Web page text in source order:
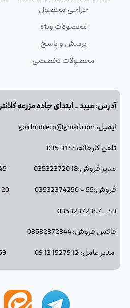
حراجی محصول
محصولات ویژه
پرسش و پاسخ
محصولات تخصصی
آدرس: میبد _ ابتدای جاده مزرعه
ایمیل: golchintileco@gmail.com
تلفن کارخانه:3144 035
مدیر فروش:03532372018 03532372345
فروش:55 - 03532374250 20 - 03532372019
49 - 03532372347
فاکس فروش: 03532372344
مدیر عامل: 09131527512 09131511959